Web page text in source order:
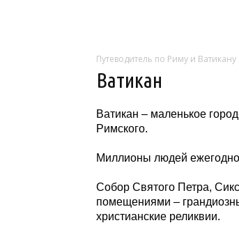
Путеводитель по Риму и Ватикану
Ватикан
Ватикан – маленькое
Римского.
Миллионы людей ежегодно
Собор Святого Петра,
помещениями –
христианские реликвии.